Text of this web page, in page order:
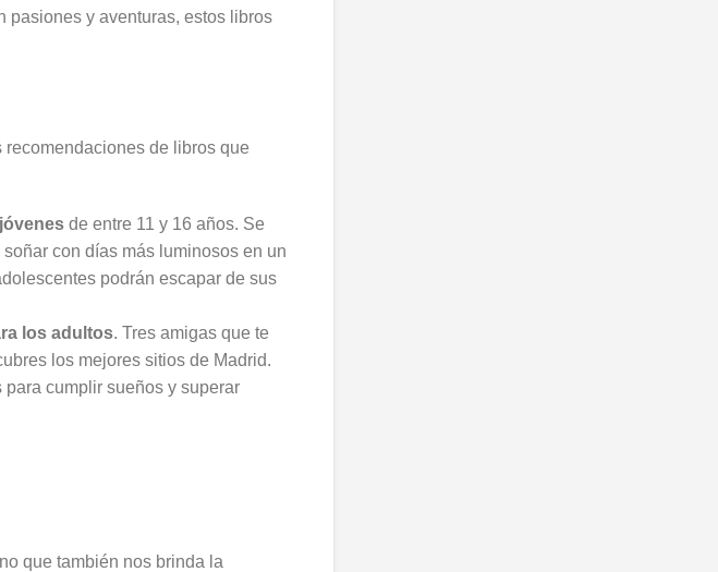
pasiones y aventuras, estos libros
de libros que
de entre 11 y 16 años. Se
con días más luminosos en un
podrán escapar de sus
los adultos. Tres amigas que te
los mejores sitios de Madrid.
cumplir sueños y superar
que también nos brinda la